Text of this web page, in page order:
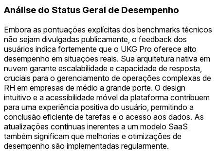
Análise do Status Geral de Desempenho
Embora as pontuações explícitas dos benchmarks técnicos
não sejam divulgadas publicamente, o feedback dos
usuários indica fortemente que o UKG Pro oferece alto
desempenho em situações reais. Sua arquitetura nativa em
nuvem garante escalabilidade e capacidade de resposta,
cruciais para o gerenciamento de operações complexas de
RH em empresas de médio a grande porte. O design
intuitivo e a acessibilidade móvel da plataforma contribuem
para uma experiência positiva do usuário, permitindo a
conclusão eficiente de tarefas e o acesso aos dados. As
atualizações contínuas inerentes a um modelo SaaS
também significam que melhorias e otimizações de
desempenho são implementadas regularmente.